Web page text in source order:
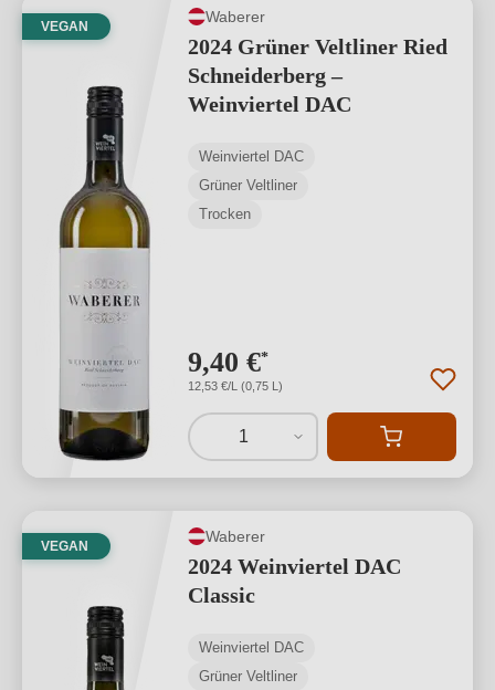
VEGAN
Waberer
2024 Grüner Veltliner Ried
Schneiderberg –
Weinviertel DAC
Weinviertel DAC
Grüner Veltliner
Trocken
9,40 €*
12,53 €/L (0,75 L)
1
VEGAN
Waberer
2024 Weinviertel DAC
Classic
Weinviertel DAC
Grüner Veltliner